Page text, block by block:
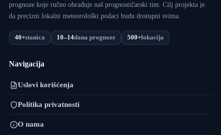
prognoze koje ručno obrađuje naš prognostičarski tim. Cilj projekta je
da precizni lokalni meteorološki podaci budu dostupni svima.
40+stanica 10–14dana prognoze 500+lokacija
Navigacija
Uslovi korišćenja
Politika privatnosti
O nama